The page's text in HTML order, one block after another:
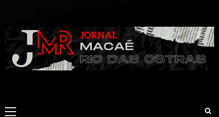
content
Primary